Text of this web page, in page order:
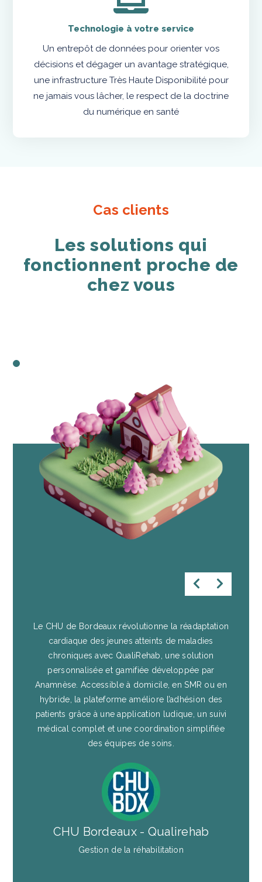
Technologie à votre service
Un entrepôt de données pour orienter vos
décisions et dégager un avantage stratégique,
une infrastructure Très Haute Disponibilité pour
ne jamais vous lâcher, le respect de la doctrine
du numérique en santé
Cas clients
Les solutions qui
fonctionnent proche de
chez vous
Le CHU de Bordeaux révolutionne la réadaptation
cardiaque des jeunes atteints de maladies
chroniques avec QualiRehab, une solution
personnalisée et gamifiée développée par
Anamnèse. Accessible à domicile, en SMR ou en
hybride, la plateforme améliore l’adhésion des
patients grâce à une application ludique, un suivi
médical complet et une coordination simplifiée
des équipes de soins.
CHU Bordeaux - Qualirehab
Gestion de la réhabilitation